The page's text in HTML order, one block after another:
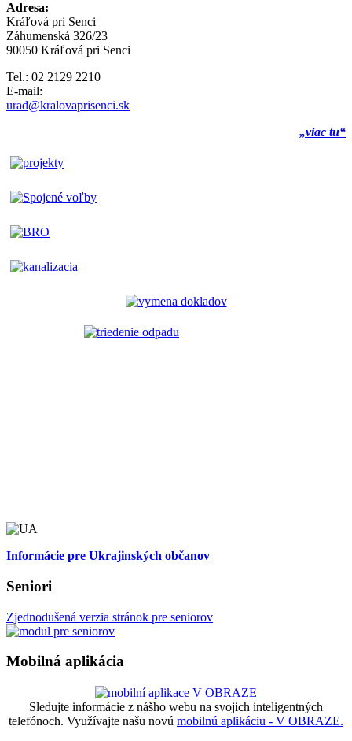
Adresa:
Kráľová pri Senci
Záhumenská 326/23
90050 Kráľová pri Senci
Tel.: 02 2129 2210
E-mail:
urad@kralovaprisenci.sk
„viac tu“
Informácie pre Ukrajinských občanov
Seniori
Zjednodušená verzia stránok pre seniorov
Mobilná aplikácia
Sledujte informácie z nášho webu na svojich inteligentných
telefónoch. Využívajte našu novú mobilnú aplikáciu - V OBRAZE.